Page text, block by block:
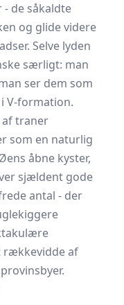
de såkaldte
og glide videre
Selve lyden
særligt: man
ser dem som
V-formation.
traner
som en naturlig
åbne kyster,
sjældent gode
antal - der
rækkevidde af